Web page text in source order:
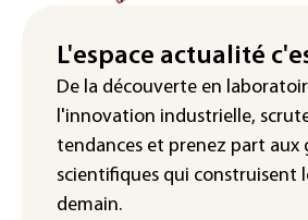
trimestre 2026, avec la
du pétrole
L'espace actualité
De la découverte en
l'innovation industrielle,
tendances et prenez part aux
scientifiques qui construisent
demain.